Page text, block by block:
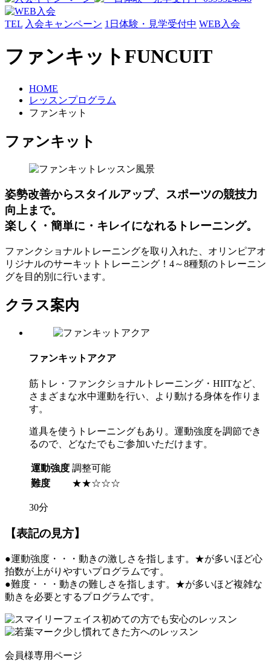
TEL 入会キャンペーン 1日体験・見学受付中 WEB入会
ファンキットFUNCUIT
HOME
レッスンプログラム
ファンキット
ファンキット
姿勢改善からスタイルアップ、スポーツの競技力
向上まで。
楽しく・簡単に・キレイになれるトレーニング。
ファンクショナルトレーニングを取り入れた、オリンピアオ
リジナルのサーキットトレーニング！4～8種類のトレーニン
グを目的別に行います。
クラス案内
ファンキットアクア
筋トレ・ファンクショナルトレーニング・HIITなど、
さまざまな水中運動を行い、より動ける身体を作りま
す。
道具を使うトレーニングもあり。運動強度を調節でき
るので、どなたでもご参加いただけます。
運動強度 調整可能
難度
★★☆☆☆
30分
【表記の見方】
●運動強度・・・動きの激しさを指します。★が多いほど心
拍数が上がりやすいプログラムです。
●難度・・・動きの難しさを指します。★が多いほど複雑な
動きを必要とするプログラムです。
初めての方でも安心のレッスン
少し慣れてきた方へのレッスン
会員様専用ページ